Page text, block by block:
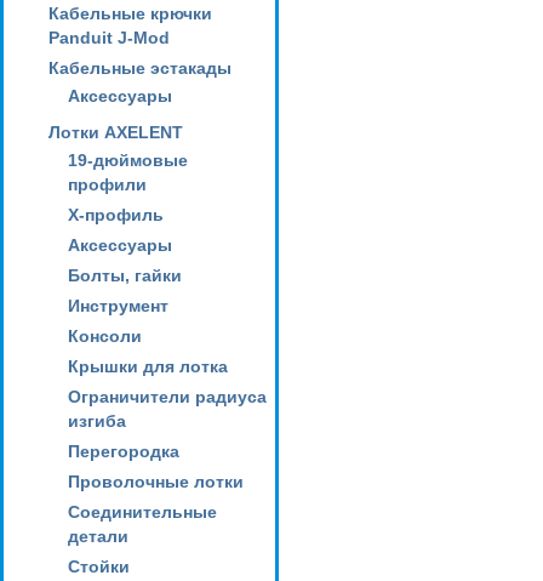
Кабельные крючки
Panduit J-Mod
Кабельные эстакады
Аксессуары
Лотки AXELENT
19-дюймовые
профили
X-профиль
Аксессуары
Болты, гайки
Инструмент
Консоли
Крышки для лотка
Ограничители радиуса
изгиба
Перегородка
Проволочные лотки
Соединительные
детали
Стойки